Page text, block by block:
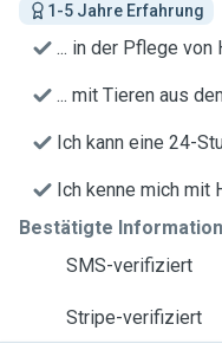
1-5 Jahre Erfahrung
... in der Pflege von
... mit Tieren aus
Ich kann eine 24-
Ich kenne mich mit
Bestätigte
SMS-verifiziert
Stripe-verifiziert